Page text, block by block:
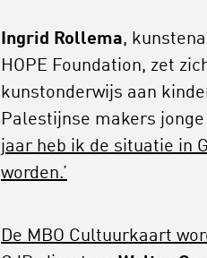
Ingrid Rollema,
HOPE Foundation, zet
kunstonderwijs aan
Palestijnse makers
jaar heb ik de situatie in
worden.’
De MBO Cultuurkaart